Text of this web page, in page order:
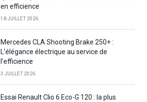
en efficience
18 JUILLET 2026
Mercedes CLA Shooting Brake 250+ :
L’élégance électrique au service de
l’efficience
3 JUILLET 2026
Essai Renault Clio 6 Eco-G 120 : la plus